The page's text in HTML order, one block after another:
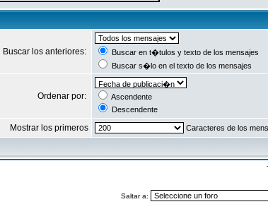
Buscar los anteriores:
Buscar en t�tulos y texto de los mensajes
Buscar s�lo en el texto de los mensajes
Ordenar por:
Ascendente
Descendente
Mostrar los primeros Caracteres de los
Saltar a: